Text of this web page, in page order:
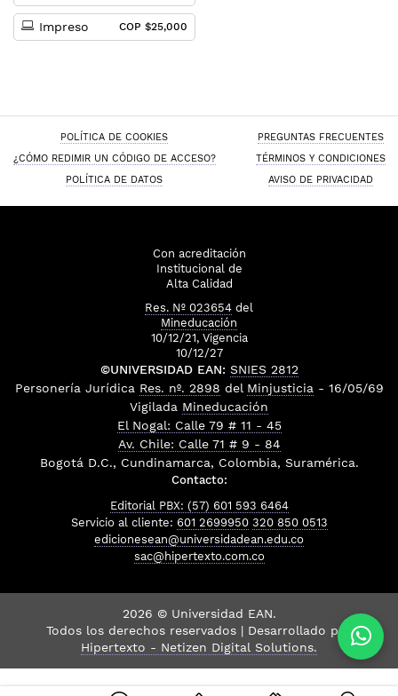
Impreso COP $25,000
POLÍTICA DE COOKIES
PREGUNTAS FRECUENTES
¿CÓMO REDIMIR UN CÓDIGO DE ACCESO?
TÉRMINOS Y CONDICIONES
POLÍTICA DE DATOS
AVISO DE PRIVACIDAD
Con acreditación
Institucional de
Alta Calidad
Res. Nº 023654 del
Mineducación
10/12/21, Vigencia
10/12/27
©UNIVERSIDAD EAN: SNIES 2812
Personería Jurídica Res. nº. 2898 del Minjusticia - 16/05/69
Vigilada Mineducación
El Nogal: Calle 79 # 11 - 45
Av. Chile: Calle 71 # 9 - 84
Bogotá D.C., Cundinamarca, Colombia, Suramérica.
Contacto:
Editorial PBX: (57) 601 593 6464
Servicio al cliente: 601 2699950 320 850 0513
edicionesean@universidadean.edu.co
sac@hipertexto.com.co
2026 © Universidad EAN.
Todos los derechos reservados | Desarrollado por
Hipertexto - Netizen Digital Solutions.